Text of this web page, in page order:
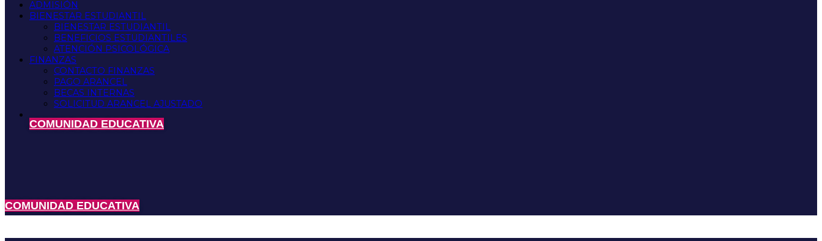
ADMISIÓN
BIENESTAR ESTUDIANTIL
BIENESTAR ESTUDIANTIL
BENEFICIOS ESTUDIANTILES
ATENCIÓN PSICOLÓGICA
FINANZAS
CONTACTO FINANZAS
PAGO ARANCEL
BECAS INTERNAS
SOLICITUD ARANCEL AJUSTADO
COMUNIDAD EDUCATIVA
COMUNIDAD EDUCATIVA